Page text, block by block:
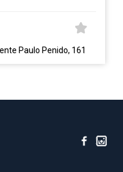
Paulo Penido, 161